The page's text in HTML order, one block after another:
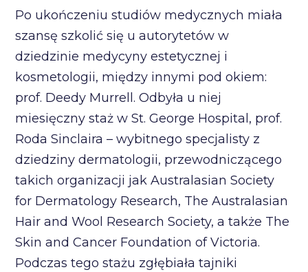
Po ukończeniu studiów medycznych miała
szansę szkolić się u autorytetów w
dziedzinie medycyny estetycznej i
kosmetologii, między innymi pod okiem:
prof. Deedy Murrell. Odbyła u niej
miesięczny staż w St. George Hospital, prof.
Roda Sinclaira – wybitnego specjalisty z
dziedziny dermatologii, przewodniczącego
takich organizacji jak Australasian Society
for Dermatology Research, The Australasian
Hair and Wool Research Society, a także The
Skin and Cancer Foundation of Victoria.
Podczas tego stażu zgłębiała tajniki